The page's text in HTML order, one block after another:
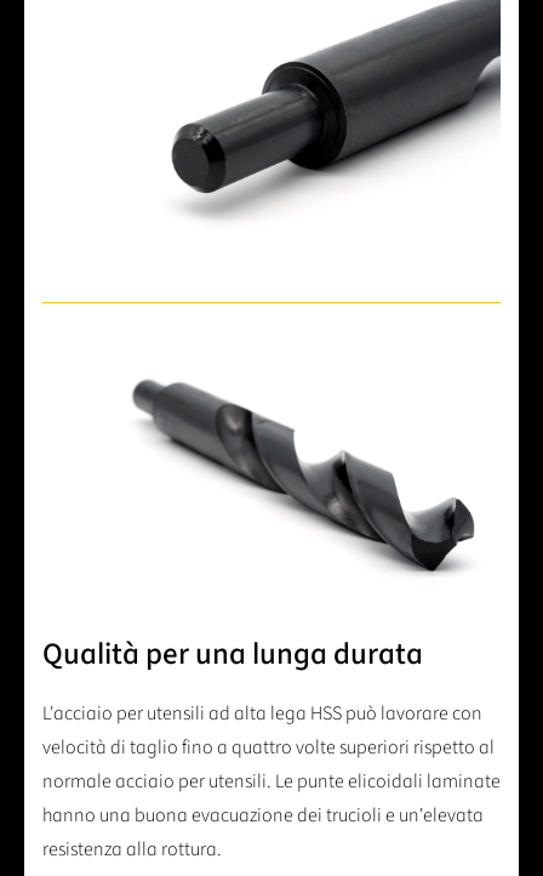
Qualità per una lunga durata
L'acciaio per utensili ad alta lega HSS può lavorare con
velocità di taglio fino a quattro volte superiori rispetto al
normale acciaio per utensili. Le punte elicoidali laminate
hanno una buona evacuazione dei trucioli e un'elevata
resistenza alla rottura.